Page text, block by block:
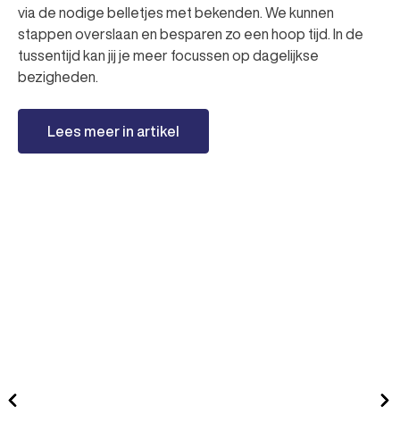
via de nodige belletjes met bekenden. We kunnen
stappen overslaan en besparen zo een hoop tijd. In de
tussentijd kan jij je meer focussen op dagelijkse
bezigheden.
Lees meer in artikel